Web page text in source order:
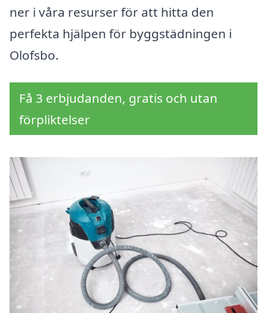
ner i våra resurser för att hitta den
perfekta hjälpen för byggstädningen i
Olofsbo.
Få 3 erbjudanden, gratis och utan
förpliktelser